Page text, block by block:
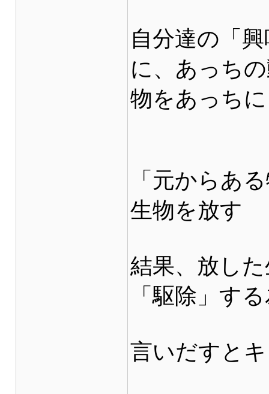
自分達の「
に、あっち
物をあっち
「元からあ
生物を放す
結果、放し
「駆除」す
言いだすと